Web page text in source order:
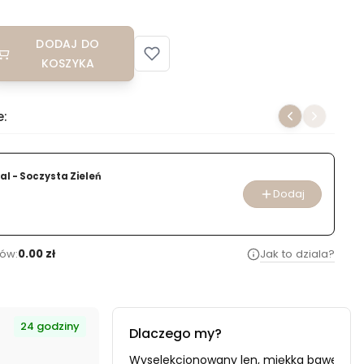
DODAJ DO
KOSZYKA
- Soczysta Zieleń
Dodaj
0.00 zł Jak to dziala?
24 godziny Dlaczego my?
i importera. Wyselekcjonowany len, miękka